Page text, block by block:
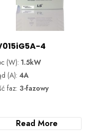
4
(W):1.5kW
(A):4A
faz: 3-fazowy
Read More